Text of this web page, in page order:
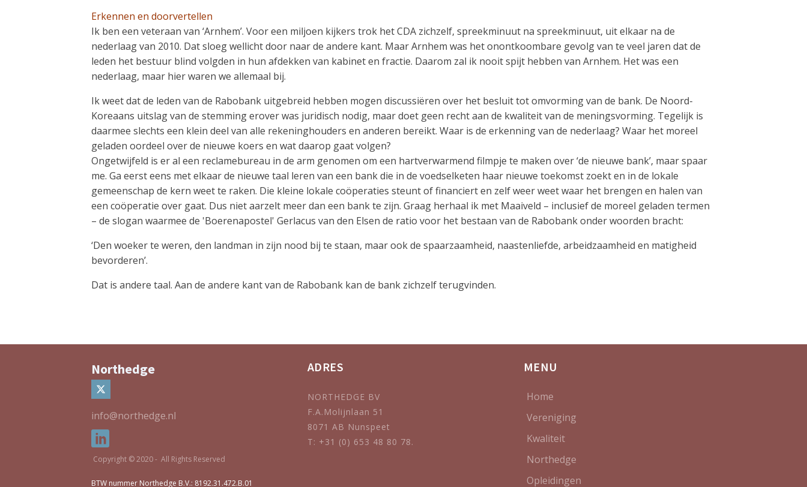
Erkennen en doorvertellen
Ik ben een veteraan van ‘Arnhem’. Voor een miljoen kijkers trok het CDA zichzelf, spreekminuut na spreekminuut, uit elkaar na de
nederlaag van 2010. Dat sloeg wellicht door naar de andere kant. Maar Arnhem was het onontkoombare gevolg van te veel jaren dat de
leden het bestuur blind volgden in hun afdekken van kabinet en fractie. Daarom zal ik nooit spijt hebben van Arnhem. Het was een
nederlaag, maar hier waren we allemaal bij.
Ik weet dat de leden van de Rabobank uitgebreid hebben mogen discussiëren over het besluit tot omvorming van de bank. De Noord-
Koreaans uitslag van de stemming erover was juridisch nodig, maar doet geen recht aan de kwaliteit van de meningsvorming. Tegelijk is
daarmee slechts een klein deel van alle rekeninghouders en anderen bereikt. Waar is de erkenning van de nederlaag? Waar het moreel
geladen oordeel over de nieuwe koers en wat daarop gaat volgen?
Ongetwijfeld is er al een reclamebureau in de arm genomen om een hartverwarmend filmpje te maken over ‘de nieuwe bank’, maar spaar
me. Ga eerst eens met elkaar de nieuwe taal leren van een bank die in de voedselketen haar nieuwe toekomst zoekt en in de lokale
gemeenschap de kern weet te raken. Die kleine lokale coöperaties steunt of financiert en zelf weer weet waar het brengen en halen van
een coöperatie over gaat. Dus niet aarzelt meer dan een bank te zijn. Graag herhaal ik met Maaiveld – inclusief de moreel geladen termen
– de slogan waarmee de 'Boerenapostel' Gerlacus van den Elsen de ratio voor het bestaan van de Rabobank onder woorden bracht:
‘Den woeker te weren, den landman in zijn nood bij te staan, maar ook de spaarzaamheid, naastenliefde, arbeidzaamheid en matigheid
bevorderen’.
Dat is andere taal. Aan de andere kant van de Rabobank kan de bank zichzelf terugvinden.
Northedge
info@northedge.nl
Copyright © 2020 - All Rights Reserved
BTW nummer Northedge B.V.: 8192.31.472.B.01
ADRES
NORTHEDGE BV
F.A.Molijnlaan 51
8071 AB Nunspeet
T: +31 (0) 653 48 80 78.
MENU
Home
Vereniging
Kwaliteit
Northedge
Opleidingen